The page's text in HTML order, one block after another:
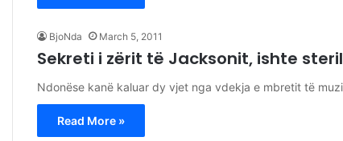
BjoNda March 5, 2011
Sekreti i zërit të Jacksonit, ishte
Ndonëse kanë kaluar dy vjet nga vdekja e mbretit të
Read More »